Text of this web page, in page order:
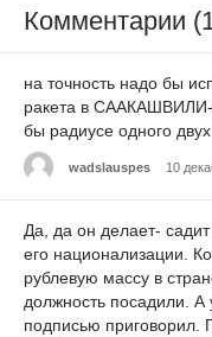
Комментарии
на точность надо бы
ракета в СААКАШВИЛИ-
бы радиусе одного
wadslauspes 10
Да, да он делает-
его национализации.
рублевую массу в
должность посадили. А
подписью приговорил.